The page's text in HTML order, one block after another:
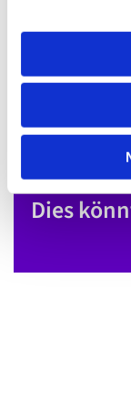
Dies